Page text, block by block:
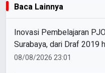
Baca Lainnya
Inovasi Pembelajaran
Surabaya, dari Draf 2019
Modul Gizi Digital
08/08/2026 23:01